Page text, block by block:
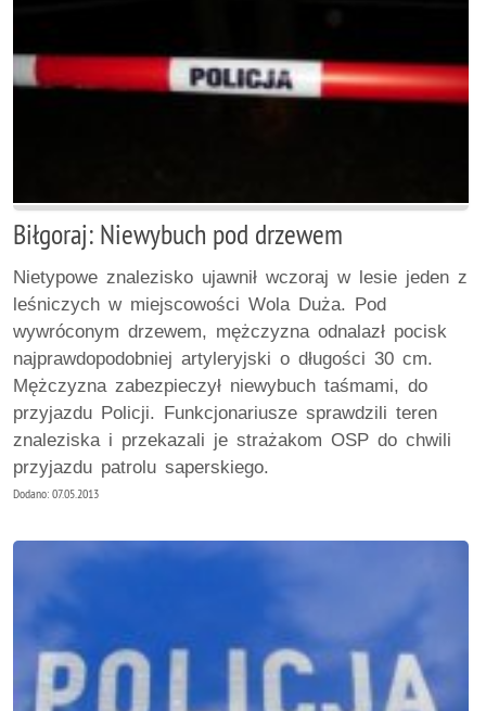
Biłgoraj: Niewybuch pod drzewem
Nietypowe znalezisko ujawnił wczoraj w lesie jeden z
leśniczych w miejscowości Wola Duża. Pod
wywróconym drzewem, mężczyzna odnalazł pocisk
najprawdopodobniej artyleryjski o długości 30 cm.
Mężczyzna zabezpieczył niewybuch taśmami, do
przyjazdu Policji. Funkcjonariusze sprawdzili teren
znaleziska i przekazali je strażakom OSP do chwili
przyjazdu patrolu saperskiego.
Dodano: 07.05.2013